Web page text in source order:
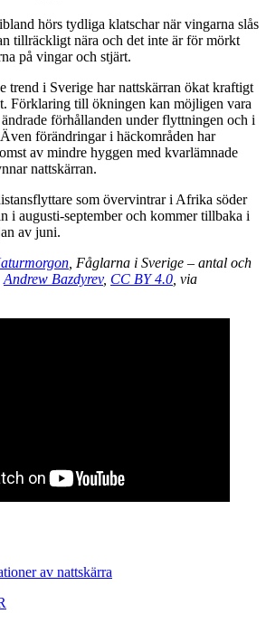
hörs tydliga klatschar när vingarna slås
tillräckligt nära och det inte är för mörkt
på vingar och stjärt.
trend i Sverige har nattskärran ökat kraftigt
Förklaring till ökningen kan möjligen vara
förhållanden under flyttningen och i
förändringar i häckområden har
av mindre hyggen med kvarlämnade
nattskärran.
som övervintrar i Afrika söder
i augusti-september och kommer tillbaka i
av juni.
, Fåglarna i Sverige – antal och
Andrew Bazdyrev, CC BY 4.0 , via
av nattskärra